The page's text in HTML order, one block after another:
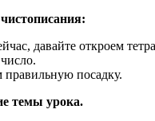
давайте откроем
посадку.
темы урока.